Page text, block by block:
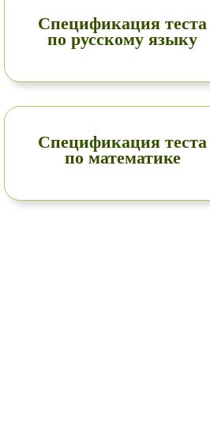
Спецификация теста
по русскому языку
Спецификация теста
по математике